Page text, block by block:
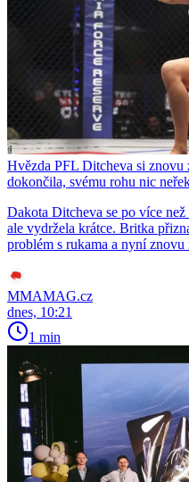
Hvězda PFL Ditcheva si znovu
dokončila, svému rohu nic
Dakota Ditcheva se po více
ale vydržela krátce. Britka
problém s rukama a nyní znovu
MMAMAG.cz
dnes, 10:21
1 min